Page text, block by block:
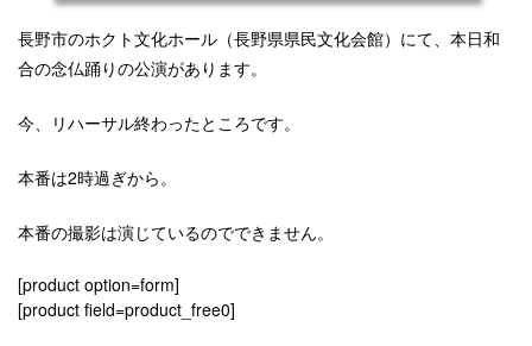
長野市のホクト文化ホール（長野県県民文化会館）にて、本日和
合の念仏踊りの公演があります。
今、リハーサル終わったところです。
本番は2時過ぎから。
本番の撮影は演じているのでできません。
[product option=form]
[product field=product_free0]